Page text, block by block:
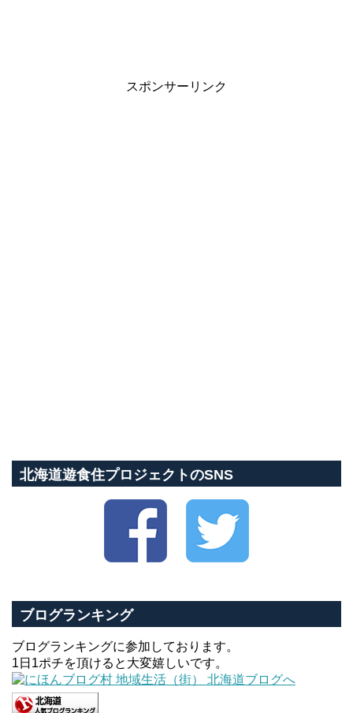
スポンサーリンク
北海道遊食住プロジェクトのSNS
ブログランキング
ブログランキングに参加しております。
1日1ポチを頂けると大変嬉しいです。